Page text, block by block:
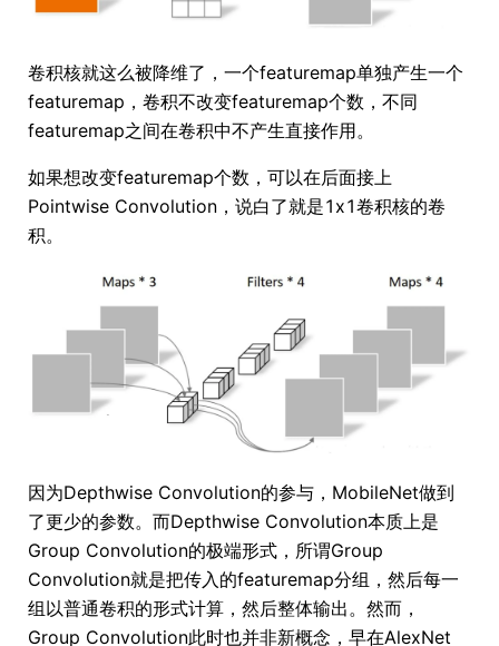
卷积核就这么被降维了，一个featuremap单独产生一个
featuremap，卷积不改变featuremap个数，不同
featuremap之间在卷积中不产生直接作用。
如果想改变featuremap个数，可以在后面接上
Pointwise Convolution，说白了就是1x1卷积核的卷
积。
因为Depthwise Convolution的参与，MobileNet做到
了更少的参数。而Depthwise Convolution本质上是
Group Convolution的极端形式，所谓Group
Convolution就是把传入的featuremap分组，然后每一
组以普通卷积的形式计算，然后整体输出。然而，
Group Convolution此时也并非新概念，早在AlexNet